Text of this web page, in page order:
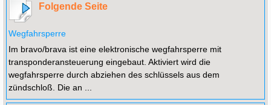
Folgende Seite
Wegfahrsperre
Im bravo/brava ist eine elektronische wegfahrsperre mit
transponderansteuerung eingebaut. Aktiviert wird die
wegfahrsperre durch abziehen des schlüssels aus dem
zündschloß. Die an ...